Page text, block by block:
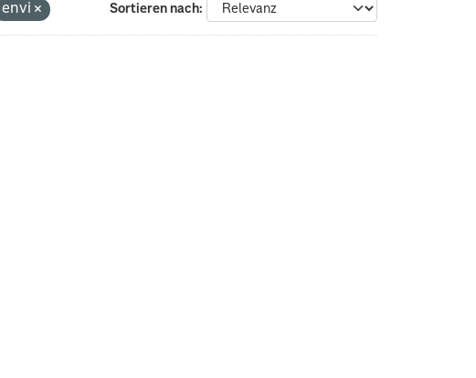
Sortieren nach
envi